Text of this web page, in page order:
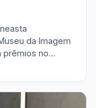
da Imagem
prêmios no